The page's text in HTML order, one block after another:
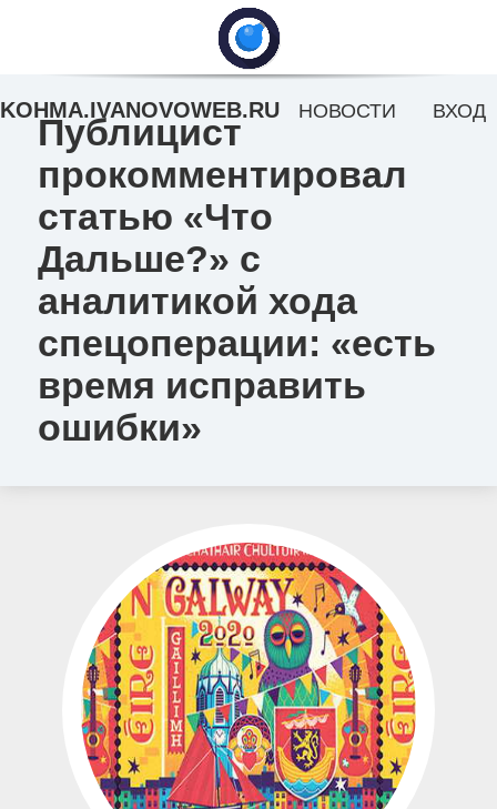
Публицист
прокомментировал
статью «Что
Дальше?» с
аналитикой хода
спецоперации: «есть
время исправить
ошибки»
KOHMA.IVANOVOWEB.RU НОВОСТИ ВХОД